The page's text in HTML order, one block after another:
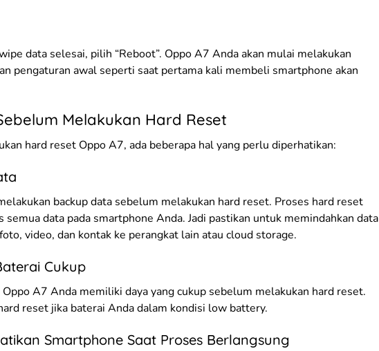
data selesai, pilih “Reboot”. Oppo A7 Anda akan mulai melakukan
pengaturan awal seperti saat pertama kali membeli smartphone akan
Melakukan Hard Reset
hard reset Oppo A7, ada beberapa hal yang perlu diperhatikan:
backup data sebelum melakukan hard reset. Proses hard reset
semua data pada smartphone Anda. Jadi pastikan untuk memindahkan data
video, dan kontak ke perangkat lain atau cloud storage.
Cukup
A7 Anda memiliki daya yang cukup sebelum melakukan hard reset.
reset jika baterai Anda dalam kondisi low battery.
Smartphone Saat Proses Berlangsung